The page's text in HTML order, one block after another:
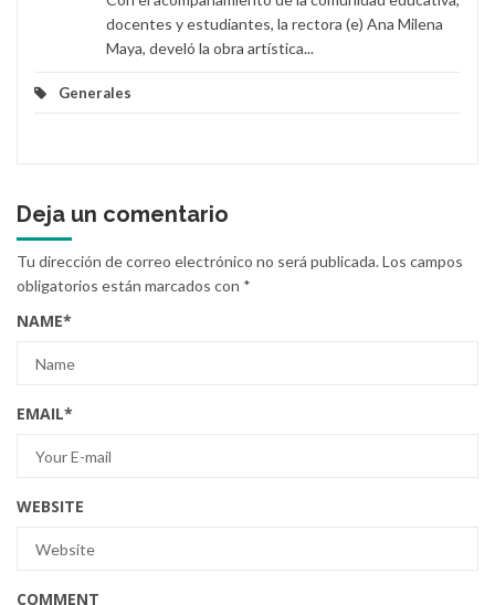
docentes y estudiantes, la rectora (e) Ana Milena
Maya, develó la obra artística...
Generales
Deja un comentario
Tu dirección de correo electrónico no será publicada.Los campos
obligatorios están marcados con *
NAME*
EMAIL*
WEBSITE
COMMENT